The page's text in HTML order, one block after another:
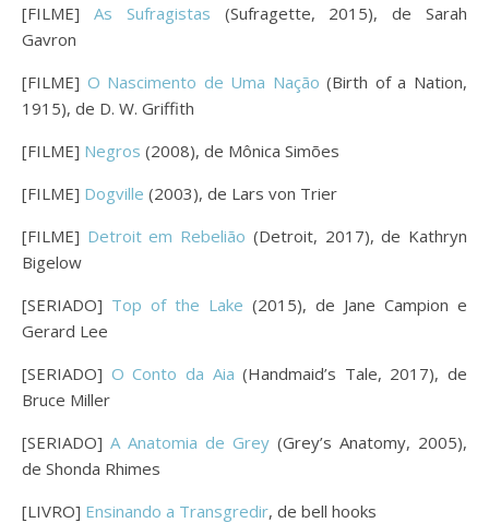
[FILME] As Sufragistas (Sufragette, 2015), de Sarah
Gavron
[FILME] O Nascimento de Uma Nação (Birth of a Nation,
1915), de D. W. Griffith
[FILME] Negros (2008), de Mônica Simões
[FILME] Dogville (2003), de Lars von Trier
[FILME] Detroit em Rebelião (Detroit, 2017), de Kathryn
Bigelow
[SERIADO] Top of the Lake (2015), de Jane Campion e
Gerard Lee
[SERIADO] O Conto da Aia (Handmaid’s Tale, 2017), de
Bruce Miller
[SERIADO] A Anatomia de Grey (Grey’s Anatomy, 2005),
de Shonda Rhimes
[LIVRO] Ensinando a Transgredir, de bell hooks